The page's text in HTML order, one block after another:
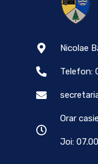
Nicolae
Telefon:
Orar
Joi: